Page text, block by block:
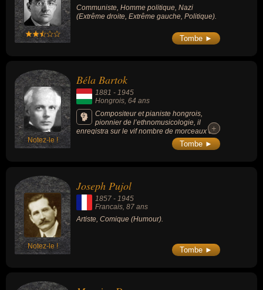
Communiste, Homme politique, Nazi
(Extrême droite, Extrême gauche, Politique).
Tombe ►
Notez-le !
Béla Bartok
1881 - 1945
Hongrois, 64 ans
Compositeur et pianiste hongrois,
pionnier de l’ethnomusicologie, il
enregistra sur le vif nombre de morceaux de
musique folklorique d’Europe de l'Est. Il est
influencé à ses débuts par Richard Strauss,
slaves l'oriente vers un nouveau style très
personnel où sont intégrées les découvertes
de Stravinsky et Schönberg.
+
+
Tombe ►
Notez-le !
Joseph Pujol
1857 - 1945
Francais , 87 ans
Artiste, Comique (Humour).
Tombe ►